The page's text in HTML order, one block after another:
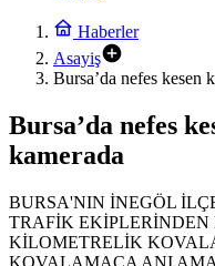
Haberler
Asayiş
Bursa’da nefes kesen
Bursa’da nefes
kamerada
BURSA'NIN İNEGÖL
TRAFİK
KİLOMETRELİK
KOVALAMACA ANI